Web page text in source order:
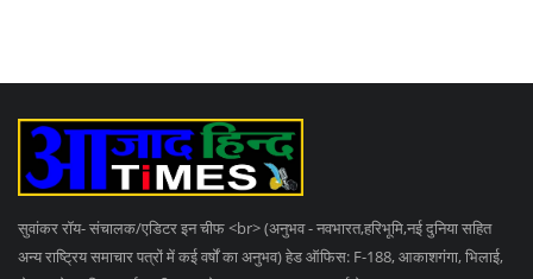
सुवांकर रॉय- संचालक/एडिटर इन चीफ <br> (अनुभव - नवभारत,हरिभूमि,नई दुनिया सहित
अन्य राष्ट्रिय समाचार पत्रों में कई वर्षों का अनुभव) हेड ऑफिस: F-188, आकाशगंगा, भिलाई,